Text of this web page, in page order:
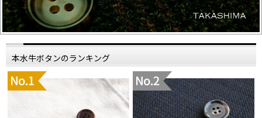
本水牛ボタンのランキング